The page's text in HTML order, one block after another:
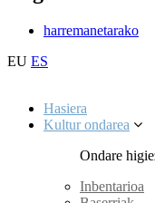
harremanetarako
EU ES
Hasiera
Kultur ondarea
Ondare
Inbentarioa